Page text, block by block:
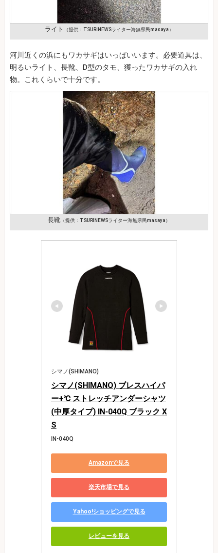
ライト （提供：TSURINEWSライター海無県民masaya）
河川近くの浜にもワカサギはいっぱいいます。必要道具は、
明るいライト、長靴、Ⅾ型のタモ、獲ったワカサギの入れ
物。これくらいで十分です。
長靴 （提供：TSURINEWSライター海無県民masaya）
シマノ(SHIMANO)
シマノ(SHIMANO) ブレスハイパ
ー+℃ ストレッチアンダーシャツ
(中厚タイプ) IN-040Q ブラック X
S
IN-040Q
Amazonで見る
楽天市場で見る
Yahoo!ショッピングで見る
レビューを見る